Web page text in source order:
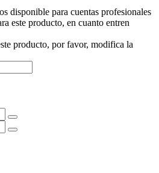
disponible para cuentas profesionales
este producto, en cuanto entren
producto, por favor, modifica la